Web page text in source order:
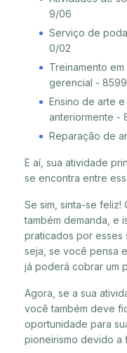
9/06
Serviço de
0/02
Treinamento
gerencial -
Ensino de arte
anteriormente -
Reparação de
E aí, sua atividade
se encontra entre
Se sim, sinta-se feliz!
também demanda, e
praticados por esses
seja, se você pensa
já poderá cobrar um
Agora, se a sua
você também deve
oportunidade para
pioneirismo devido a